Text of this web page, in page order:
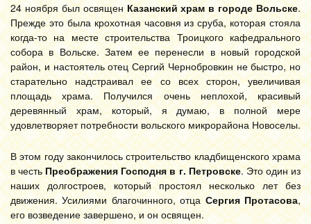
24 ноября был освященКазанский храм в городе Вольске.
Прежде это была крохотная часовня из сруба, которая стояла
когда-то на месте строительства Троицкого кафедрального
собора в Вольске. Затем ее перенесли в новый городской
район, и настоятель отец Сергий Чернобровкин не быстро, но
старательно надстраивал ее со всех сторон, увеличивая
площадь храма. Получился очень неплохой, красивый
деревянный храм, который, я думаю, в полной мере
удовлетворяет потребности вольского микрорайона Новоселы.
В этом году закончилось строительство кладбищенского храма
в честьПреображения Господня в г. Петровске. Это один из
наших долгостроев, который простоял несколько лет без
движения. Усилиями благочинного, отца Сергия Протасова,
его возведение завершено, и он освящен.